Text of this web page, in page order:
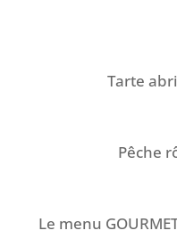
Tarte
Pêche
Le menu